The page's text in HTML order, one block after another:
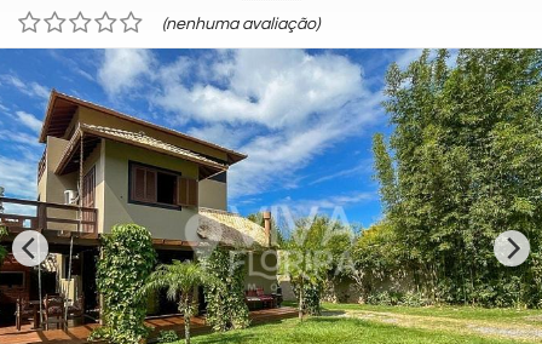
(nenhuma avaliação)